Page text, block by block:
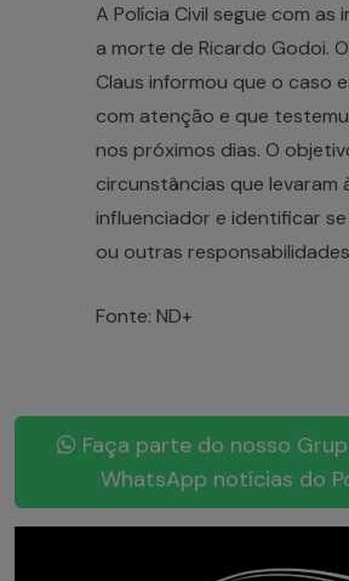
A Polícia Civil segue com
a morte de Ricardo Godoi.
Claus informou que o caso
com atenção e que
nos próximos dias. O
circunstâncias que levaram
influenciador e identificar
ou outras
Fonte: ND+
Faça parte do nosso
WhatsApp notícias do